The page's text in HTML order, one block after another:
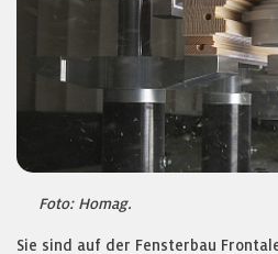
Foto: Homag.
Sie sind auf der Fensterbau